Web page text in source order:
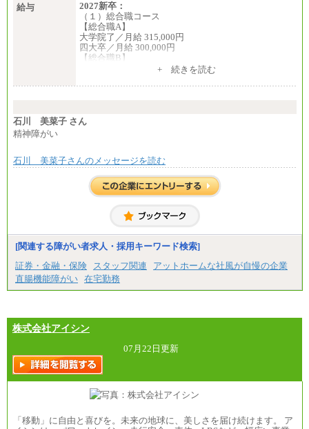
給与
2027新卒：
（１）総合職コース
【総合職A】
大学院了／月給 315,000円
四大卒／月給 300,000円
【総合職B】
大学院了／月給 282,000円+ 続きを読む
石川 美菜子 さん
精神障がい
石川 美菜子さんのメッセージを読む
[関連する障がい者求人・採用キーワード検索]
証券・金融・保険
スタッフ関連
アットホームな社風が自慢の企業
直腸機能障がい 在宅勤務
株式会社アイシン
07月22日更新
「移動」に自由と喜びを。未来の地球に、美しさを届け続けます。 ア